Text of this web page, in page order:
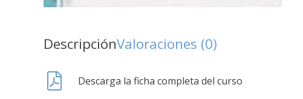
DescripciónValoraciones (0)
Descarga la ficha completa del curso